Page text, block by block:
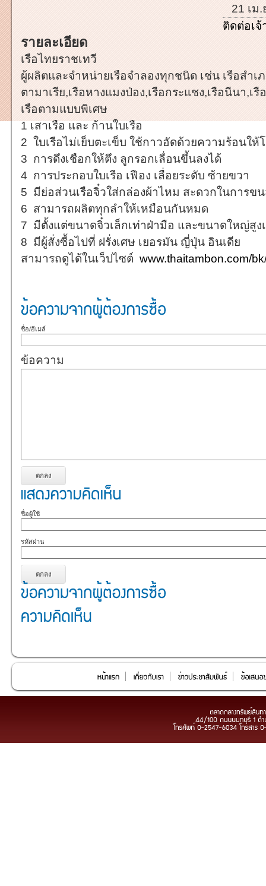
21 เม
ติดต่อเจ้
รายละเอียด
เรือไทยราชเทวี
ผู้ผลิตและจำหน่ายเรือจำลองทุกชนิด เช่น เรือสำเ
ตามาเรีย,เรือหางแมงป่อง,เรือกระแชง,เรือนีนา,
เรือตามแบบพิเศษ
1 เสาเรือ และ ก้านใบเรือ
2 ใบเรือไม่เย็บตะเข็บ ใช้กาวอัดด้วยความร้อนให้โ
3 การดึงเชือกให้ตึง ลูกรอกเลื่อนขึ้นลงได้
4 การประกอบใบเรือ เฟือง เลื่อยระดับ ซ้ายขวา
5 มีย่อส่วนเรือจิ๋วใส่กล่องผ้าไหม สะดวกในการข
6 สามารถผลิตทุกลำให้เหมือนกันหมด
7 มีตั้งแต่ขนาดจิ๋วเล็กเท่าฝ่ามือ และขนาดใหญ่สูง
8 มีผู้สั่งซื้อไปที่ ฝรั่งเศษ เยอรมัน ญี่ปุ่น อินเดีย
สามารถดูได้ในเว็ปไซต์ www.thaitambon.com/
ชื่อ/อีเมล์
ข้อความ
ชื่อผู้ใช้
รหัสผ่าน